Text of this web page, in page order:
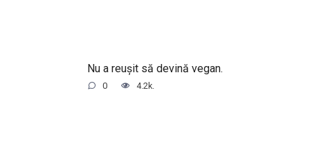
Nu a reușit să devină vegan.
0 4.2k.